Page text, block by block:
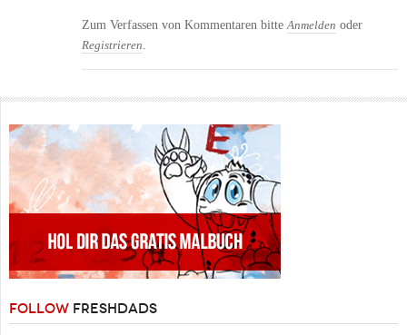
Zum Verfassen von Kommentaren bitte Anmelden oder
Registrieren
FOLLOW FRESHDADS